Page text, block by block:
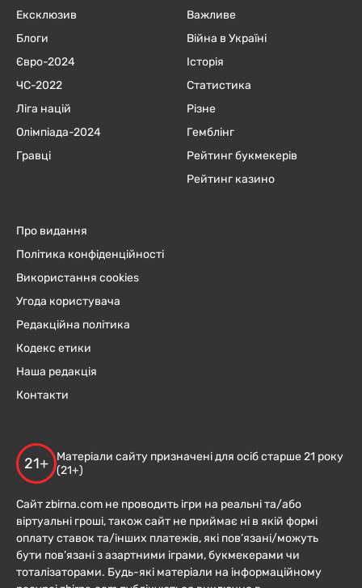
Ексклюзив
Блоги
Євро-2024
ЧC-2022
Ліга націй
Олімпіада-2024
Гравці
Важливе
Війна в Україні
Історія
Статистика
Різне
Гемблінг
Рейтинг букмекерів
Рейтинг казино
Про видання
Політика конфіденційності
Використання cookies
Угода користувача
Редакційна політика
Кодекс етики
Наша редакція
Контакти
21+
Матеріали сайту призначені для осіб старше 21 року
(21+)
Сайт zbirna.com не проводить ігри на реальні та/або
віртуальні гроші, також сайт не приймає ні в якій формі
оплату ставок та/інших платежів, які пов’язані/можуть
бути пов’язані з азартними іграми, букмекерами чи
тоталізаторами. Будь-які матеріали на інформаційному